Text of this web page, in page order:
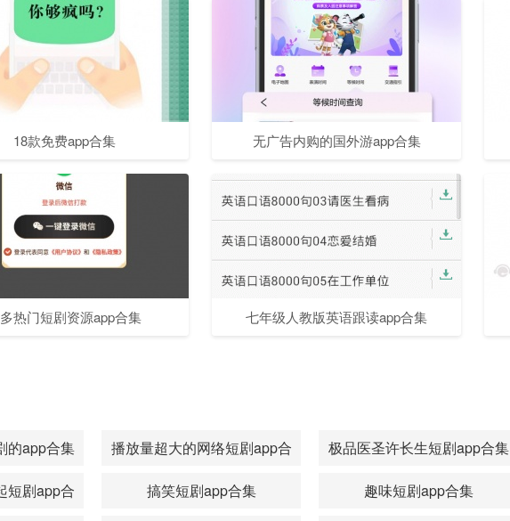
18款免费app合集 无广告内购的国外游app合集
热门短剧资源app合集 七年级人教版英语跟读app合集
的app合集
播放量超大的网络短剧app合
集
极品医圣许长生短剧app合集
短剧app合
搞笑短剧app合集 趣味短剧app合集